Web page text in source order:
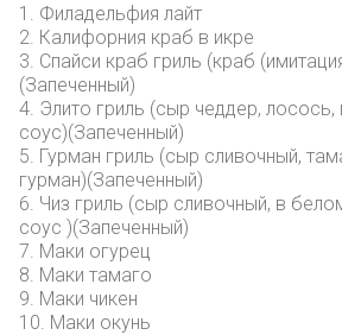
1. Филадельфия лайт
2. Калифорния краб в икре
3. Спайси краб гриль (краб
(Запеченный)
4. Элито гриль (сыр чеддер,
соус)(Запеченный)
5. Гурман гриль (сыр сливочный,
гурман)(Запеченный)
6. Чиз гриль (сыр сливочный, в
соус )(Запеченный)
7. Маки огурец
8. Маки тамаго
9. Маки чикен
10. Маки окунь